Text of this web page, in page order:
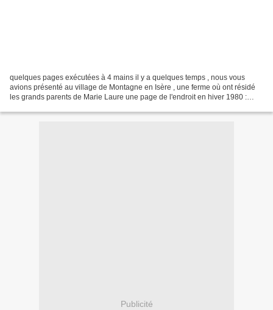
quelques pages exécutées à 4 mains il y a quelques temps , nous vous
avions présenté au village de Montagne en Isère , une ferme où ont résidé
les grands parents de Marie Laure une page de l'endroit en hiver 1980 :
Publicité